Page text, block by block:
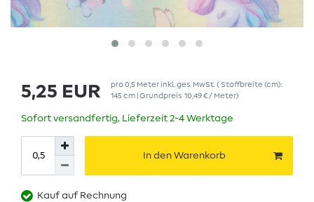
5,25 EUR pro0,5 Meter inkl. ges. MwSt.( Stoffbreite (cm):
145 cm | Grundpreis 10,49 € / Meter)
Sofort versandfertig, Lieferzeit 2-4 Werktage
In den Warenkorb
Kauf auf Rechnung